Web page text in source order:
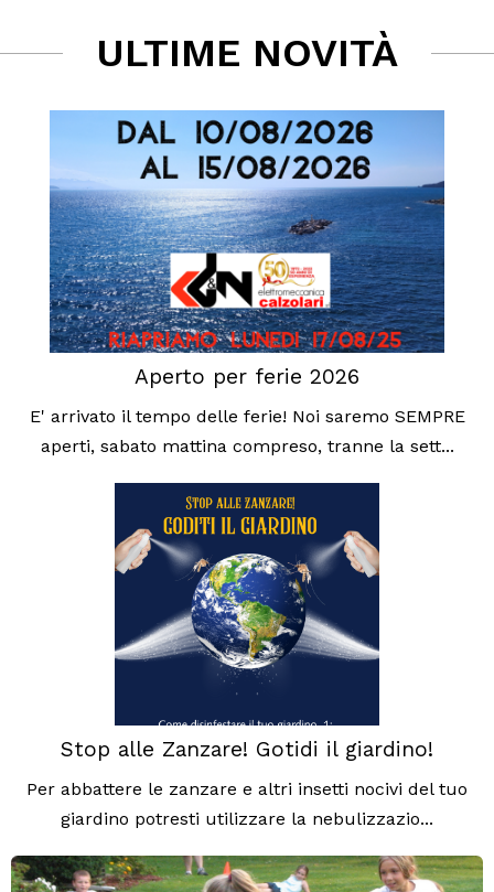
ULTIME NOVITÀ
Aperto per ferie 2026
E' arrivato il tempo delle ferie! Noi saremo SEMPRE
aperti, sabato mattina compreso, tranne la sett...
Stop alle Zanzare! Gotidi il giardino!
Per abbattere le zanzare e altri insetti nocivi del tuo
giardino potresti utilizzare la nebulizzazio...